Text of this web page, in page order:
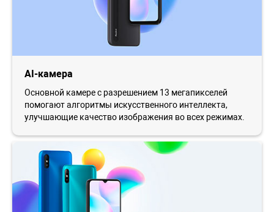
AI-камера
Основной камере с разрешением 13 мегапикселей
помогают алгоритмы искусственного интеллекта,
улучшающие качество изображения во всех режимах.